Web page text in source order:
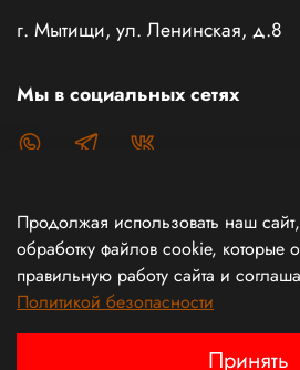
Каталог товаров
Информация
г. Мытищи, ул. Ленинская, д.8
Мы в социальных сетях
Продолжая использовать наш
обработку файлов cookie, которые
правильную работу сайта и
Политикой безопасности
Принять